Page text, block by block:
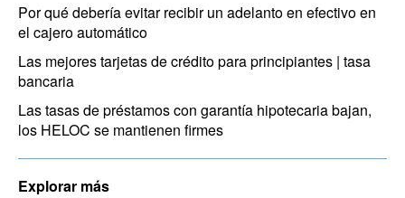
Por qué debería evitar recibir un adelanto en efectivo en
el cajero automático
Las mejores tarjetas de crédito para principiantes | tasa
bancaria
Las tasas de préstamos con garantía hipotecaria bajan,
los HELOC se mantienen firmes
Explorar más